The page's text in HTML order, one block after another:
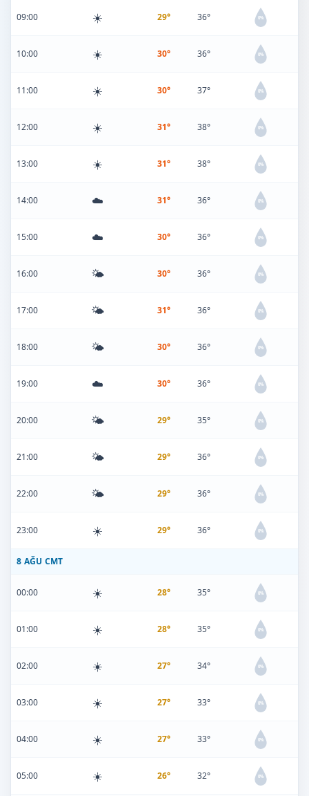
09:00 ☀️ 29° 36° 0%
10:00 ☀️ 30° 36° 0%
11:00 ☀️ 30° 37° 0%
12:00 ☀️ 31° 38° 0%
13:00 ☀️ 31° 38° 0%
14:00 ☁️ 31° 36° 0%
15:00 ☁️ 30° 36° 0%
16:00 🌤️ 30° 36° 0%
17:00 🌤️ 31° 36° 0%
18:00 🌤️ 30° 36° 0%
19:00 ☁️ 30° 36° 0%
20:00 🌤️ 29° 35° 0%
21:00 🌤️ 29° 36° 0%
22:00 🌤️ 29° 36° 0%
23:00 ☀️ 29° 36° 0%
8 AĞU CMT
00:00 ☀️ 28° 35° 0%
01:00 ☀️ 28° 35° 0%
02:00 ☀️ 27° 34° 0%
03:00 ☀️ 27° 33° 0%
04:00 ☀️ 27° 33° 0%
05:00 ☀️ 26° 32° 0%